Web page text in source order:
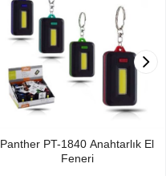
Panther PT-1840 Anahtarlık El
Feneri